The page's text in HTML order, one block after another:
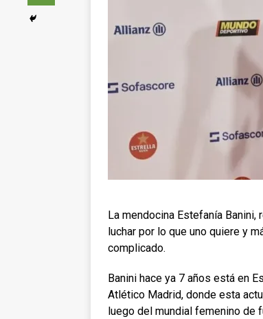
La mendocina Estefanía
luchar por lo que uno quiere y
complicado.
Banini hace ya 7 años está en
Atlético Madrid, donde esta
luego del mundial femenino de